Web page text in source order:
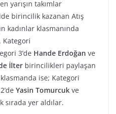
yarışın takımlar
birincilik kazanan Atış
kadınlar klasmanında
, Kategori
3’de Hande Erdoğan ve
İlter birincilikleri paylaşan
ise; Kategori
Yasin Tomurcuk ve
sırada yer aldılar.